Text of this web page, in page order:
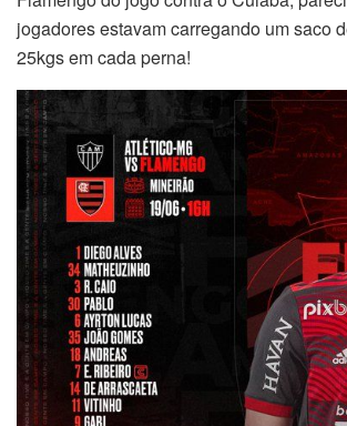
jogadores estavam carregando um saco
25kgs em cada perna!